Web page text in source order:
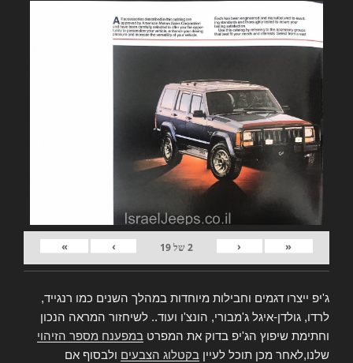
«
‹
2של19
›
»
ג'יפ ייצרו דגמים וחבילות מיוחדות במהלך השנים כמו רנגייד,
לרדו, גולדן-איגל ג'מבורי, הונצ'ו ועוד.. לשיחזור המראה הנכון
וחתימת שיפוץ הג'יפ בדוק את המפרט במפענח מספר הזיהוי
שלנו,לאחר מכן תוכל לעיין בקטלוג הצבעים ולבסוף אם